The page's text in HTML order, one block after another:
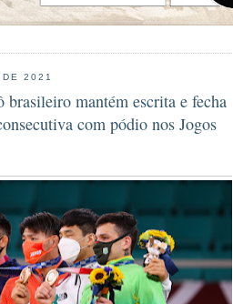
2021
mantém escrita e fecha
com pódio nos Jogos